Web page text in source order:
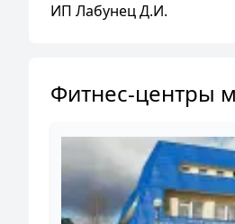
ИП Лабунец Д.И.
Фитнес-центры